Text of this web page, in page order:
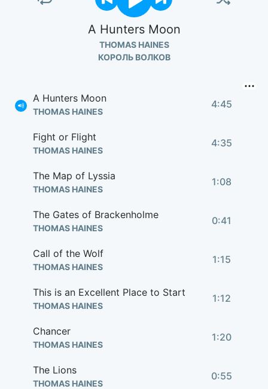
A Hunters Moon
THOMAS HAINES
КОРОЛЬ ВОЛКОВ
A Hunters Moon
THOMAS HAINES
4:45
Fight or Flight
THOMAS HAINES
4:35
The Map of Lyssia
THOMAS HAINES
1:08
The Gates of Brackenholme
THOMAS HAINES
0:41
Call of the Wolf
THOMAS HAINES
1:15
This is an Excellent Place to Start
THOMAS HAINES
1:12
Chancer
THOMAS HAINES
1:20
The Lions
THOMAS HAINES
0:55